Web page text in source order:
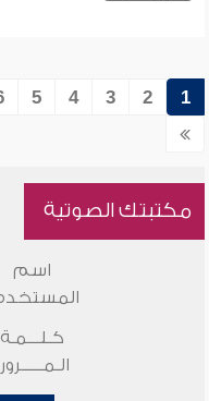
1
2
3
4
5
مكتبتك الصوتية
اسم
كـلـــمـة